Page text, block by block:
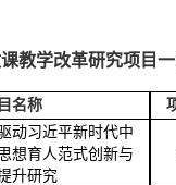
教学改革研究项目
名称
动习近平新时代中
想育人范式创新与
升研究